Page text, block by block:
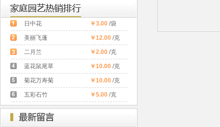
日中花 ￥3.00/袋
美丽飞蓬 ￥12.00/克
二月兰 ￥2.00/克
蓝花鼠尾草 ￥10.00/克
菊花万寿菊 ￥10.00/克
五彩石竹 ￥5.00/克